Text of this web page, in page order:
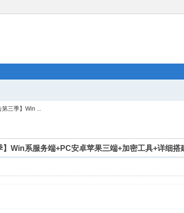
三季】Win ...
Win系服务端+PC安卓苹果三端+加密工具+详细搭